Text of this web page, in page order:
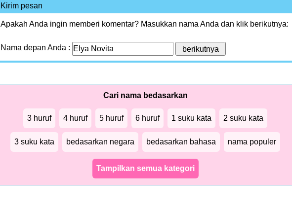
Kirim pesan
Apakah Anda ingin memberi komentar? Masukkan nama Anda dan klik berikutnya:
Nama depan Anda :
Cari nama bedasarkan
3 huruf 4 huruf 5 huruf 6 huruf 1 suku kata 2 suku kata
3 suku kata bedasarkan negara bedasarkan bahasa nama populer
Tampilkan semua kategori